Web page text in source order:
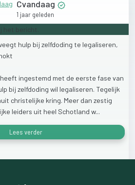
Cvandaag
1 jaar geleden
hulp bij zelfdoding te legaliseren,
heeft ingestemd met de eerste fase van
bij zelfdoding wil legaliseren. Tegelijk
christelijke kring. Meer dan zestig
leiders uit heel Schotland w...
Lees verder